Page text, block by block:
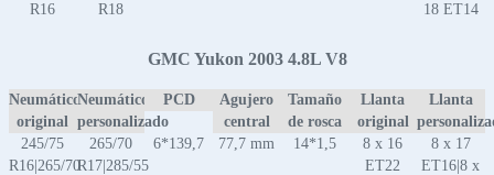
R16
R18
18 ET14
GMC Yukon 2003 4.8L V8
Neumático
original
Neumático
personalizado
PCD
Agujero
central
Tamaño
de rosca
Llanta
original
Llanta
245/75
R16|265/70
265/70
R17|285/55
6*139,7 77,7 mm 14*1,5
8 x 16
ET22
8 x 17
ET16|8 x